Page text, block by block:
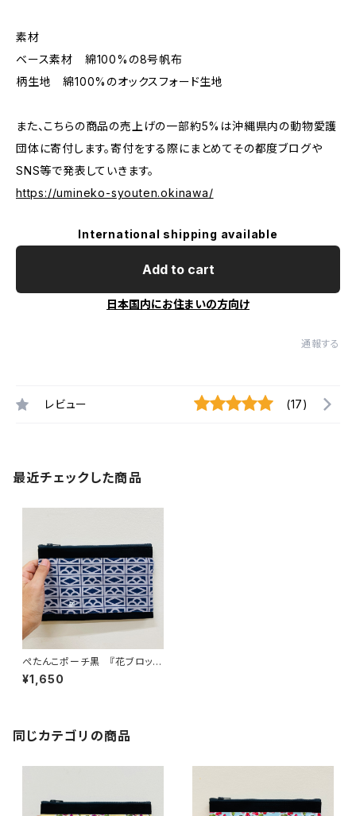
素材
ベース素材 綿100%の8号帆布
柄生地 綿100%のオックスフォード生地
また、こちらの商品の売上げの一部約5%は沖縄県内の動物愛護
団体に寄付します。寄付をする際にまとめてその都度ブログや
SNS等で発表していきます。
https://umineko-syouten.okinawa/
International shipping available
Add to cart
日本国内にお住まいの方向け
通報する
レビュー (17)
最近チェックした商品
ぺたんこポーチ黒 『花ブロック
と猫（夜）』
¥1,650
同じカテゴリの商品